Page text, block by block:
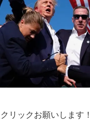
リックお願いします！